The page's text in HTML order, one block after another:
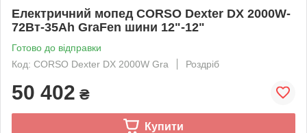
Електричний мопед CORSO Dexter DX 2000W-
72Вт-35Ah GraFen шини 12"-12"
Готово до відправки
Код: CORSO Dexter DX 2000W Gra
Роздріб
50 402 ₴
Купити